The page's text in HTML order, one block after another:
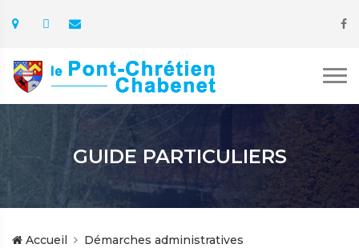
GUIDE PARTICULIERS
Accueil
Démarches administratives